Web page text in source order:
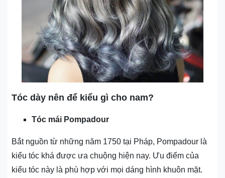
Tóc dày nên để kiểu gì cho nam?
Tóc mái Pompadour
Bắt nguồn từ những năm 1750 tại Pháp, Pompadour là
kiểu tóc khá được ưa chuộng hiện nay. Ưu điểm của
kiểu tóc này là phù hợp với mọi dáng hình khuôn mặt.